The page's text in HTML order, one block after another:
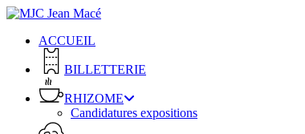
Skip
main
ACCUEIL
BILLETTERIE
RHIZOME
Candidatures expositions